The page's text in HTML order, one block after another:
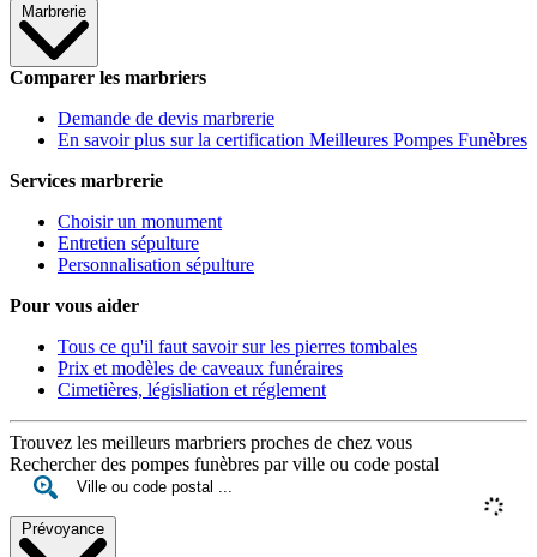
Marbrerie
Comparer les marbriers
Demande de devis marbrerie
En savoir plus sur la certification Meilleures Pompes Funèbres
Services marbrerie
Choisir un monument
Entretien sépulture
Personnalisation sépulture
Pour vous aider
Tous ce qu'il faut savoir sur les pierres tombales
Prix et modèles de caveaux funéraires
Cimetières, législiation et réglement
Trouvez les meilleurs marbriers proches de chez vous
Rechercher des pompes funèbres par ville ou code postal
Prévoyance